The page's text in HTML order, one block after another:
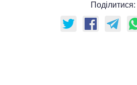
Поділитися: